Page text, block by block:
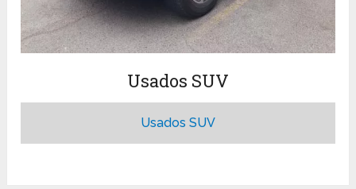
Usados SUV
Usados SUV